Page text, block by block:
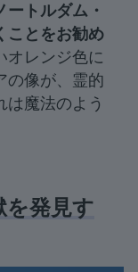
ートルダム・
ことをお勧め
オレンジ色に
の像が、霊的
魔法のよう
を発見す